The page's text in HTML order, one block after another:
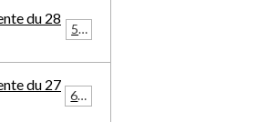
du 28
532
du 27
685